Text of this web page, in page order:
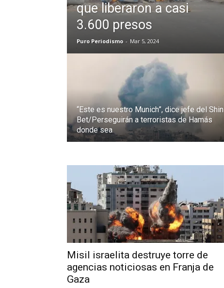
que liberaron a casi
3.600 presos
Puro Periodismo - Mar 5, 2024
“Este es nuestro Munich”, dice jefe del Shin
Bet/Perseguirán a terroristas de Hamás
donde sea
Misil israelita destruye torre de
agencias noticiosas en Franja de
Gaza